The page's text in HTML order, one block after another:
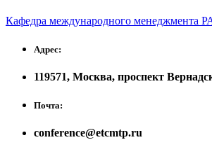
Кафедра международного менеджмента
Адрес:
119571, Москва, проспект
Почта:
conference@etcmtp.ru